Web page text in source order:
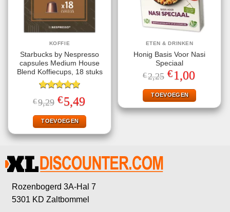
KOFFIE
Starbucks by Nespresso
capsules Medium House
Blend Koffiecups, 18 stuks
Gewaardeerd
5.00uit 5
€9,29 Oorspronkelijke
prijs
was:
€9,29.
€5,49
is:
€5,49.
TOEVOEGEN
ETEN & DRINKEN
Honig Basis Voor Nasi
Speciaal
€2,25 Oorspronkelijke
prijs
was:
€2,25.
€1,00
is:
€1,00.
TOEVOEGEN
Rozenbogerd 3A-Hal 7
5301 KD Zaltbommel